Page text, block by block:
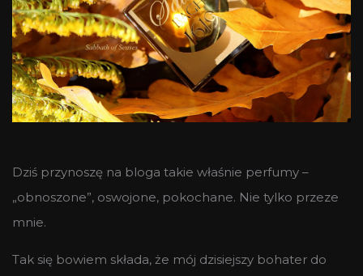
Dziś przynoszę na bloga takie właśnie perfumy –
„obnoszone”, oswojone, pokochane. Nie tylko przeze
mnie.
Tak się bowiem składa, że mój dzisiejszy bohater do